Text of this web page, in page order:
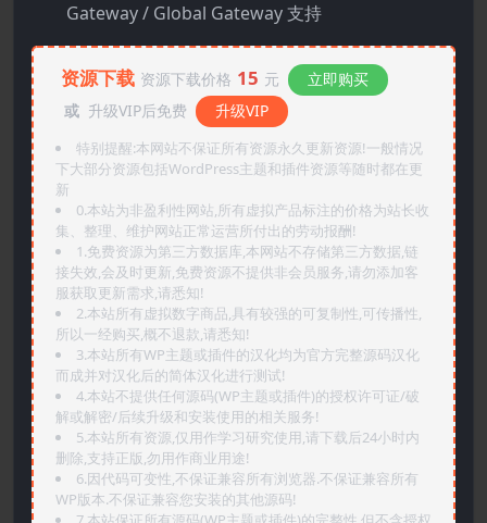
Gateway / Global Gateway 支持
资源下载 资源下载价格 15 元
立即购买
或 升级VIP后免费 升级VIP
特别提醒:本网站不保证所有资源永久更新资源!一般情况
下大部分资源包括WordPress主题和插件资源等随时都在更
新
0.本站为非盈利性网站,所有虚拟产品标注的价格为站长收
集、整理、维护网站正常运营所付出的劳动报酬!
1.免费资源为第三方数据库,本网站不存储第三方数据,链
接失效,会及时更新,免费资源不提供非会员服务,请勿添加客
服获取更新需求,请悉知!
2.本站所有虚拟数字商品,具有较强的可复制性,可传播性,
所以一经购买,概不退款,请悉知!
3.本站所有WP主题或插件的汉化均为官方完整源码汉化
而成并对汉化后的简体汉化进行测试!
4.本站不提供任何源码(WP主题或插件)的授权许可证/破
解或解密/后续升级和安装使用的相关服务!
5.本站所有资源,仅用作学习研究使用,请下载后24小时内
删除,支持正版,勿用作商业用途!
6.因代码可变性,不保证兼容所有浏览器.不保证兼容所有
WP版本.不保证兼容您安装的其他源码!